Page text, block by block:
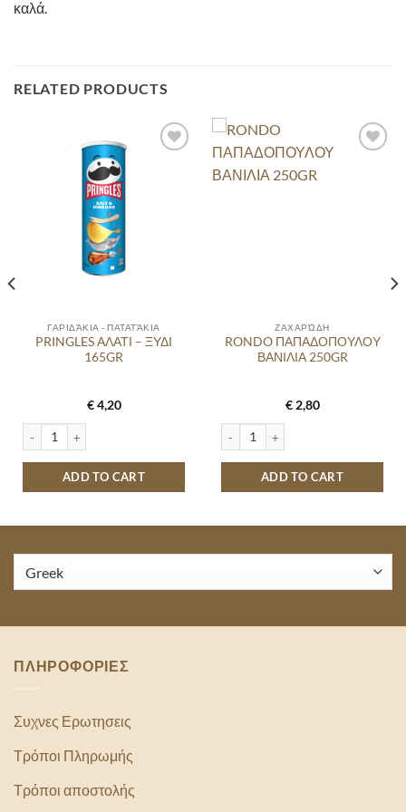
καλά.
RELATED PRODUCTS
ΓΑΡΙΔΆΚΙΑ - ΠΑΤΑΤΆΚΙΑ
PRINGLES ΑΛΑΤΙ – ΞΥΔΙ
165GR
€4,20
PRINGLES ΑΛΑΤΙ - ΞΥΔΙ 165GR quantity
ADD TO CART
ΖΑΧΑΡΏΔΗ
RONDO ΠΑΠΑΔΟΠΟΥΛΟΥ
ΒΑΝΙΛΙΑ 250GR
€2,80
RONDO ΠΑΠΑΔΟΠΟΥΛΟΥ ΒΑΝΙΛΙΑ
ADD TO CART
ΠΛΗΡΟΦΟΡΙΕΣ
Συχνες Ερωτησεις
Τρόποι Πληρωμής
Τρόποι αποστολής